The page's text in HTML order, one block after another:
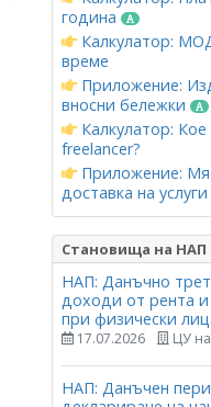
година
Калкулатор:
време
Приложение:
вносни бележки
Калкулатор:
freelancer?
Приложение:
доставка на
Становища на НАП
НАП: Данъчно
доходи от рента и
при физически
17.07.2026 ЦУ
НАП: Данъчен